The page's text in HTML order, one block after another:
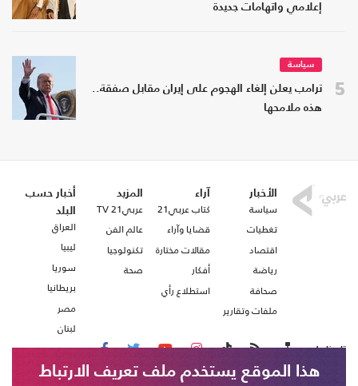
إعلامي واتهامات جديدة
5
سياسة
ترامب يعلن إلغاء الهجوم على إيران مقابل صفقة..
هذه ملامحها
الأخبار
سياسة
تغطيات
اقتصاد
رياضة
صحافة
ملفات وتقارير
آراء
كتاب عربي21
قضايا وآراء
مقالات مختارة
أفكار
استطلاع رأي
المزيد
عربي21 TV
عالم الفن
تكنولوجيا
صحة
أخبار حسب
البلد
العراق
ليبيا
سوريا
بريطانيا
مصر
لبنان
تابعنا على
هذا الموقع يستخدم ملف تعريف الارتباط